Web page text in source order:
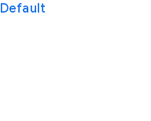
Default